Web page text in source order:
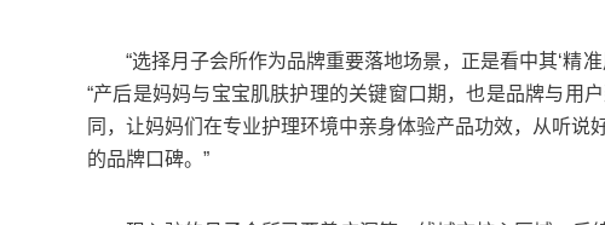
“选择月子会所作为品牌重要落地场景，正是看中其‘精准
“产后是妈妈与宝宝肌肤护理的关键窗口期，也是品牌与用
同，让妈妈们在专业护理环境中亲身体验产品功效，从听
的品牌口碑。”